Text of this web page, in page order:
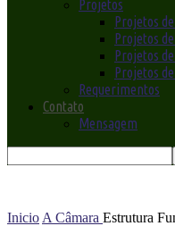
Projetos
Projetos
Projetos
Projetos
Projetos
Requerimentos
Contato
Mensagem
Inicio A Câmara Estrutura